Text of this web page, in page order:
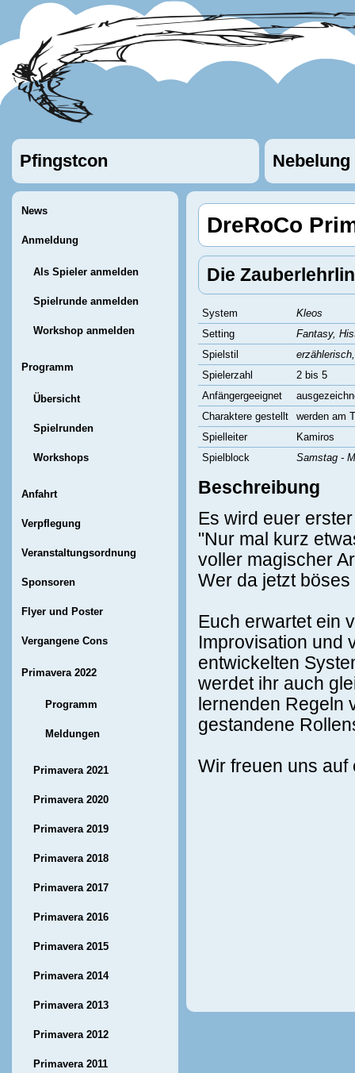
Pfingstcon Nebelung
News
Anmeldung
Als Spieler anmelden
Spielrunde anmelden
Workshop anmelden
Programm
Übersicht
Spielrunden
Workshops
Anfahrt
Verpflegung
Veranstaltungsordnung
Sponsoren
Flyer und Poster
Vergangene Cons
Primavera 2022
Programm
Meldungen
Primavera 2021
Primavera 2020
Primavera 2019
Primavera 2018
Primavera 2017
Primavera 2016
Primavera 2015
Primavera 2014
Primavera 2013
Primavera 2012
Primavera 2011
DreRoCo
Die
System
Kleos
Setting
Fantasy,
Spielstil
Spielerzahl
2 bis 5
Anfängergeeignet
Charaktere gestellt
werden am
Spielleiter
Kamiros
Spielblock
Samstag -
Beschreibung
Es wird euer
"Nur mal kurz
voller magischer
Wer da jetzt böses
Euch erwartet ein
Improvisation und
entwickelten
werdet ihr auch
lernenden Regeln
gestandene
Wir freuen uns auf